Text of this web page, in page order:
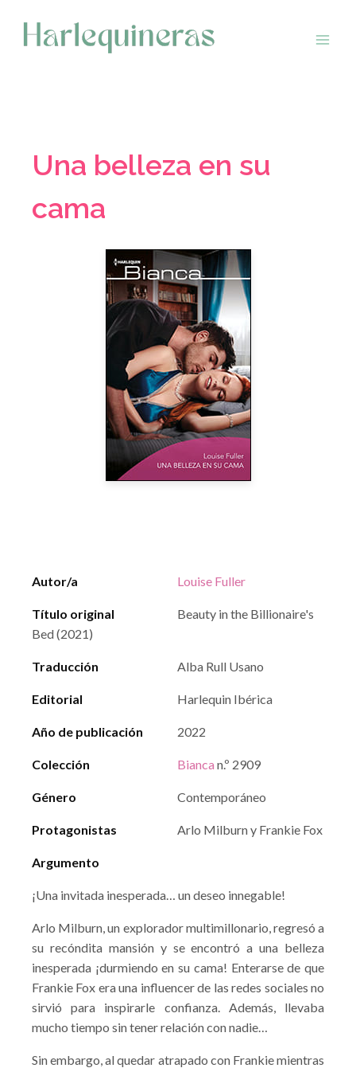
contenido
Una belleza en su
cama
Autor/a Louise Fuller
Título original
Beauty in the Billionaire's
Bed (2021)
Traducción Alba Rull Usano
Editorial Harlequin Ibérica
Año de publicación 2022
Colección Bianca n.º 2909
Género Contemporáneo
Protagonistas Arlo Milburn y Frankie Fox
Argumento
¡Una invitada inesperada… un deseo innegable!
Arlo Milburn, un explorador multimillonario, regresó a
su recóndita mansión y se encontró a una belleza
inesperada ¡durmiendo en su cama! Enterarse de que
Frankie Fox era una influencer de las redes sociales no
sirvió para inspirarle confianza. Además, llevaba
mucho tiempo sin tener relación con nadie…
Sin embargo, al quedar atrapado con Frankie mientras